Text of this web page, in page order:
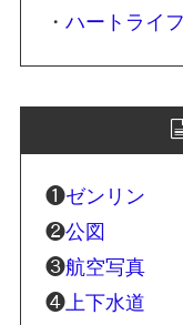
・ハートライ
❶ゼンリン
❷公図
❸航空写真
❹ 上下水道